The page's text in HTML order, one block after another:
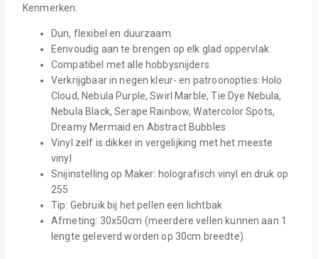
Kenmerken:
Dun, flexibel en duurzaam.
Eenvoudig aan te brengen op elk glad oppervlak.
Compatibel met alle hobbysnijders.
Verkrijgbaar in negen kleur- en patroonopties: Holo
Cloud, Nebula Purple, Swirl Marble, Tie Dye Nebula,
Nebula Black, Serape Rainbow, Watercolor Spots,
Dreamy Mermaid en Abstract Bubbles
Vinyl zelf is dikker in vergelijking met het meeste
vinyl
Snijinstelling op Maker: holografisch vinyl en druk op
255
Tip: Gebruik bij het pellen een lichtbak
Afmeting: 30x50cm (meerdere vellen kunnen aan 1
lengte geleverd worden op 30cm breedte)